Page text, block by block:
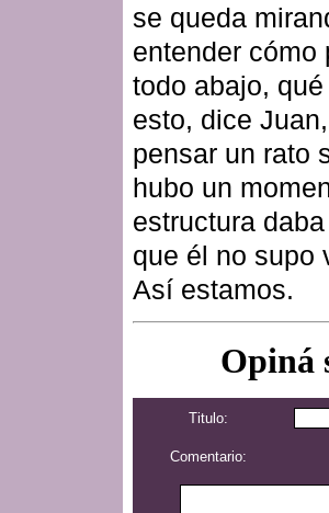
se queda
entender cómo
todo abajo,
esto, dice
pensar un rato
hubo un
estructura
que él no supo
Así estamos.
Opiná
Titulo:
Comentario: